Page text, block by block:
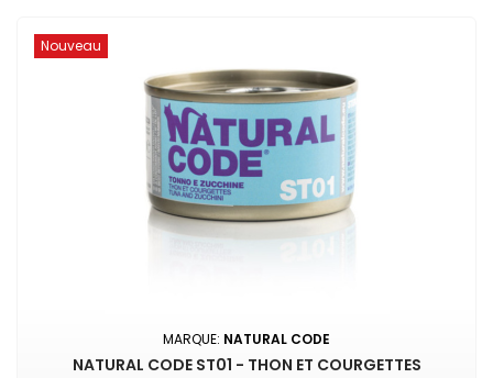
Nouveau
MARQUE: NATURAL CODE
NATURAL CODE ST01 - THON ET COURGETTES